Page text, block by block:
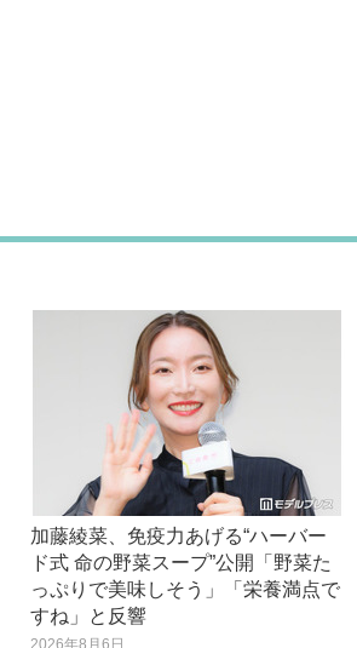
加藤綾菜、免疫力あげる“ハーバー
ド式 命の野菜スープ”公開「野菜た
っぷりで美味しそう」「栄養満点で
すね」と反響
2026年8月6日